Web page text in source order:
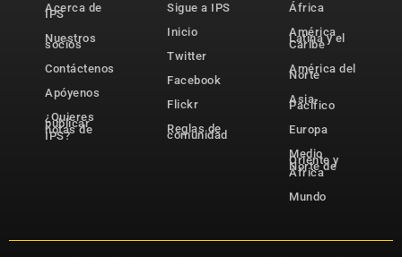
Acerca de
IPS
Nuestros
socios
Contáctenos
Apóyenos
¿Quieres
publicar
notas de
IPS?
Sigue a IPS
Inicio
Twitter
Facebook
Flickr
Reglas de
comunidad
África
América
Latina y el
Caribe
América del
Norte
Asia-
Pacífico
Europa
Medio
Oriente y
Norte de
África
Mundo